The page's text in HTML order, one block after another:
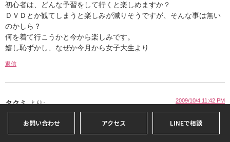
初心者は、どんな予習をして行くと楽しめますか？
ＤＶＤとか観てしまうと楽しみが減りそうですが、そんな事は無い
のかしら？
何を着て行こうかと今から楽しみです。
嬉し恥ずかし、なぜか今月から女子大生より
返信
タクミ より: 2009/10/4 11:42 PM
そうそう。そのカザルスです。
お問い合わせ アクセス LINEで相談